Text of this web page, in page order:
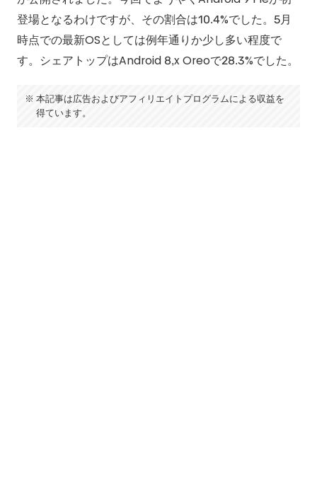
登場となるわけですが、その割合は10.4%でした。5月
時点での最新OSとしては例年通りか少し多い程度で
す。シェアトップはAndroid 8,x Oreoで28.3%でした。
本記事は広告およびアフィリエイトプログラムによる収益を
得ています。